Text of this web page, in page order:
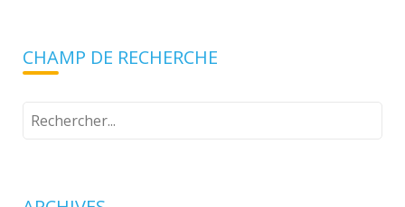
CHAMP DE RECHERCHE
Tapez